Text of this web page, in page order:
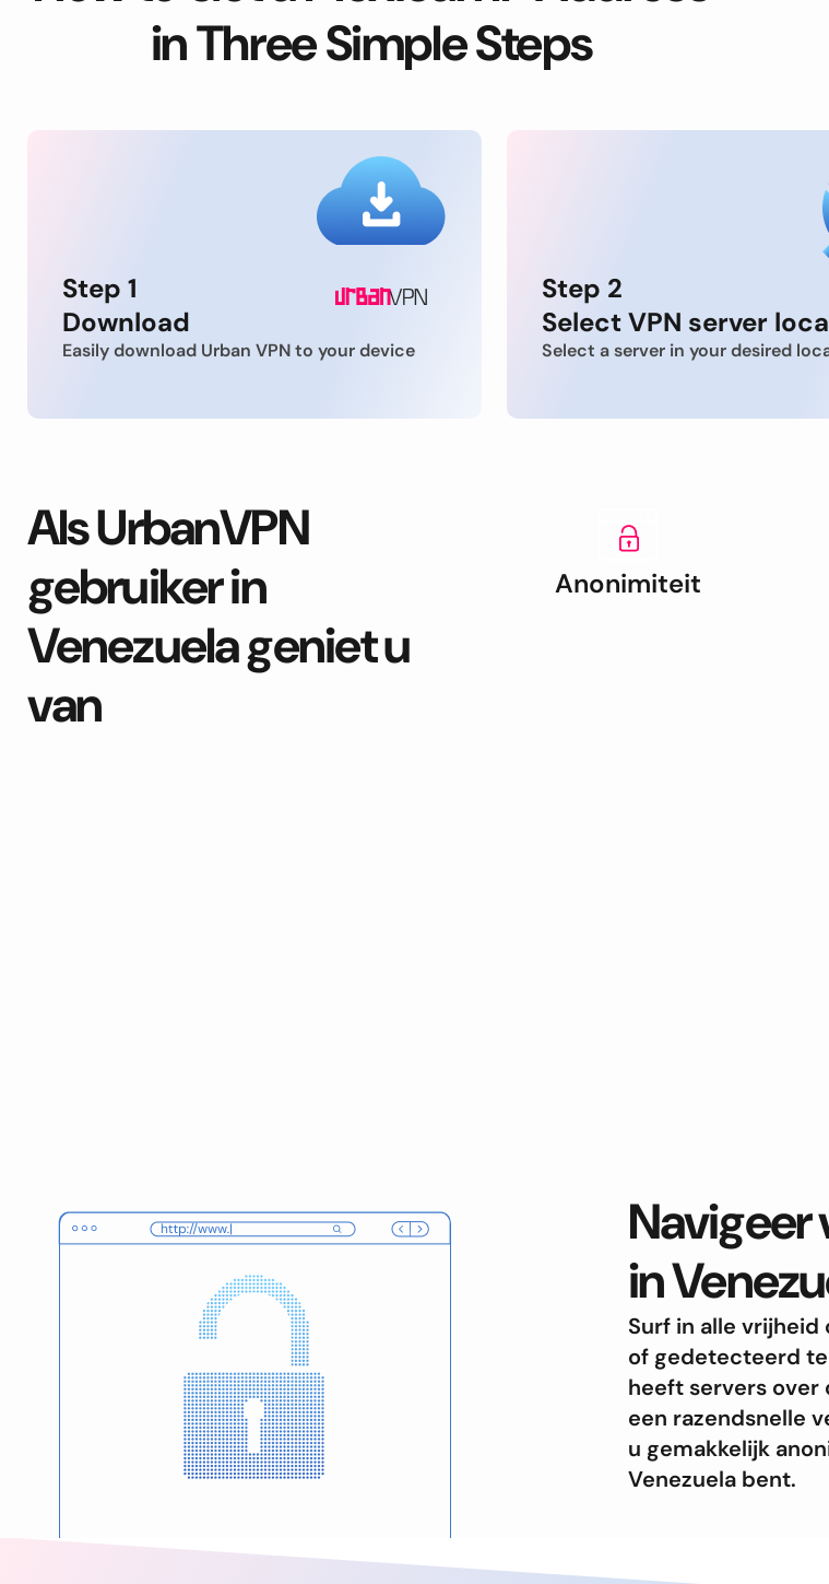
in Three Simple Steps
Step 1
Download
Easily download Urban VPN to your device
Step 2
Select VPN server
Select a server in your desired
Als UrbanVPN
gebruiker in
Venezuela geniet u
van
Anonimiteit
Navigeer
in
Surf in alle
of gedetecteerd te
heeft servers over
een razendsnelle
u gemakkelijk
Venezuela bent.